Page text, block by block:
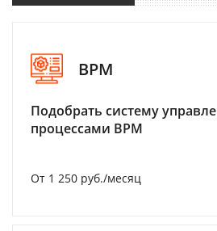
BPM
Подобрать систему
процессами BPM
От 1 250 руб./месяц